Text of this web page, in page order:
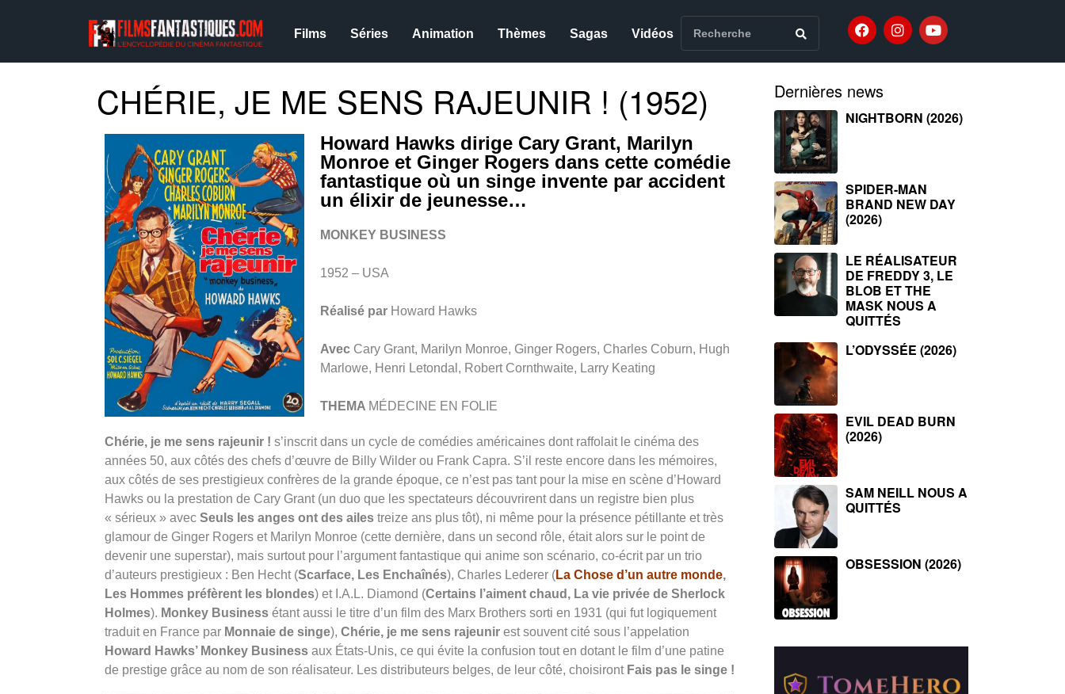
Films Séries Animation Thèmes Sagas Vidéos
CHÉRIE, JE ME SENS RAJEUNIR ! (1952)
Howard Hawks dirige Cary Grant, Marilyn
Monroe et Ginger Rogers dans cette comédie
fantastique où un singe invente par accident
un élixir de jeunesse…
MONKEY BUSINESS
1952 – USA
Réalisé par Howard Hawks
Avec Cary Grant, Marilyn Monroe, Ginger Rogers, Charles Coburn, Hugh
Marlowe, Henri Letondal, Robert Cornthwaite, Larry Keating
THEMA MÉDECINE EN FOLIE
Chérie, je me sens rajeunir ! s’inscrit dans un cycle de comédies américaines dont raffolait le cinéma des
années 50, aux côtés des chefs d’œuvre de Billy Wilder ou Frank Capra. S’il reste encore dans les mémoires,
aux côtés de ses prestigieux confrères de la grande époque, ce n’est pas tant pour la mise en scène d’Howard
Hawks ou la prestation de Cary Grant (un duo que les spectateurs découvrirent dans un registre bien plus
« sérieux » avec Seuls les anges ont des ailes treize ans plus tôt), ni même pour la présence pétillante et très
glamour de Ginger Rogers et Marilyn Monroe (cette dernière, dans un second rôle, était alors sur le point de
devenir une superstar), mais surtout pour l’argument fantastique qui anime son scénario, co-écrit par un trio
d’auteurs prestigieux : Ben Hecht (Scarface, Les Enchaînés), Charles Lederer (La Chose d’un autre monde,
Les Hommes préfèrent les blondes) et I.A.L. Diamond (Certains l’aiment chaud, La vie privée de Sherlock
Holmes). Monkey Business étant aussi le titre d’un film des Marx Brothers sorti en 1931 (qui fut logiquement
traduit en France par Monnaie de singe), Chérie, je me sens rajeunir est souvent cité sous l’appelation
Howard Hawks’ Monkey Business aux États-Unis, ce qui évite la confusion tout en dotant le film d’une patine
de prestige grâce au nom de son réalisateur. Les distributeurs belges, de leur côté, choisiront Fais pas le singe !
Dernières news
NIGHTBORN (2026)
SPIDER-MAN
BRAND NEW DAY
(2026)
LE RÉALISATEUR
DE FREDDY 3, LE
BLOB ET THE
MASK NOUS A
QUITTÉS
L’ODYSSÉE (2026)
EVIL DEAD BURN
(2026)
SAM NEILL NOUS A
QUITTÉS
OBSESSION (2026)